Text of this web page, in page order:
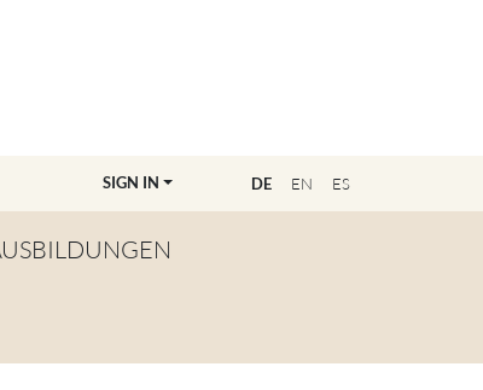
DE EN ES
SIGN IN
LEHRER:IN